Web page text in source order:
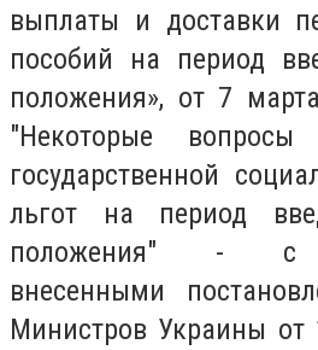
выплаты и доставки
пособий на период
положения», от 7
"Некоторые вопросы
государственной
льгот на период
положения" - с
внесенными
Министров Украины от